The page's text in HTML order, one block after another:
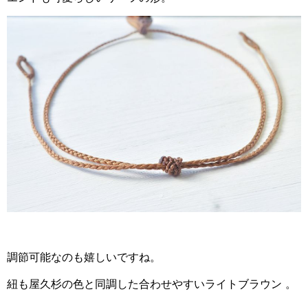
調節可能なのも嬉しいですね。
紐も屋久杉の色と同調した合わせやすいライトブラウン 。